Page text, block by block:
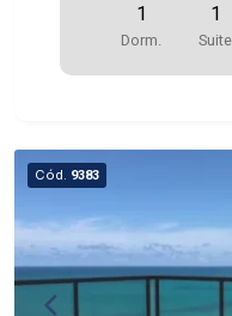
1
Dorm.
1
Suite
Cód. 9383